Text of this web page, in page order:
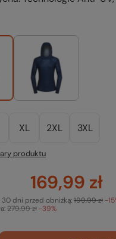
XL 2XL 3XL
produktu
169,99 zł
279,99 zł -39%
30 dni przed obniżką:199,99 zł -